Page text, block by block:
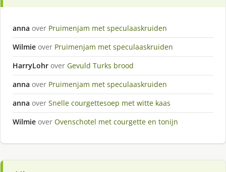
anna over Pruimenjam met speculaaskruiden
Wilmie over Pruimenjam met speculaaskruiden
HarryLohr over Gevuld Turks brood
anna over Pruimenjam met speculaaskruiden
anna over Snelle courgettesoep met witte kaas
Wilmie over Ovenschotel met courgette en tonijn